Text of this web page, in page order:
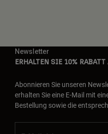
Newsletter
ERHALTEN SIE 10%
Abonnieren Sie unseren
erhalten Sie eine E-Mail mit
Bestellung sowie die